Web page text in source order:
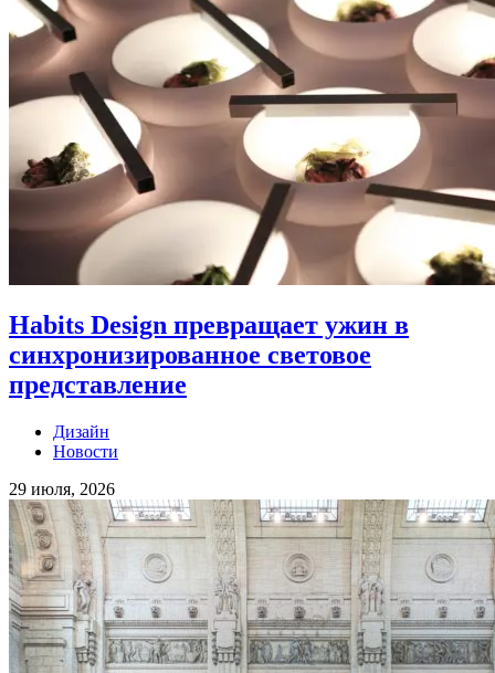
Habits Design превращает ужин в
синхронизированное световое
представление
Дизайн
Новости
29 июля, 2026